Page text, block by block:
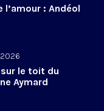
l’amour : Andéol
le toit du
Aymard